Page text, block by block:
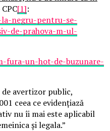
[1]:
negru-pentru-se-
de-prahova-m-ul-
fura-un-hot-de-buzunare-
avertizor public,
ceea ce evidențiază
nu îi mai este aplicabil
și legala.”